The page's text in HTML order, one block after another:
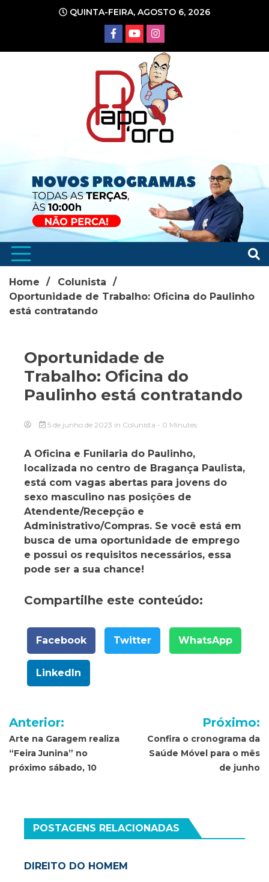
conteúdo
QUINTA-FEIRA, AGOSTO 6, 2026
Home
Colunista
Oportunidade de Trabalho: Oficina do Paulinho
está contratando
Oportunidade de
Trabalho: Oficina do
Paulinho está contratando
5 de junho de 2023 in Colunista - 0 Minutes
A Oficina e Funilaria do Paulinho,
localizada no centro de Bragança Paulista,
está com vagas abertas para jovens do
sexo masculino nas posições de
Atendente/Recepção e
Administrativo/Compras. Se você está em
busca de uma oportunidade de emprego
e possui os requisitos necessários, essa
pode ser a sua chance!
Compartilhe este conteúdo:
Facebook Twitter WhatsApp
LinkedIn
Navegação
de
Post
Anterior:
Arte na Garagem realiza
“Feira Junina” no
próximo sábado, 10
Próximo:
Confira o cronograma da
Saúde Móvel para o mês
de junho
POSTAGENS RELACIONADAS
DIREITO DO HOMEM